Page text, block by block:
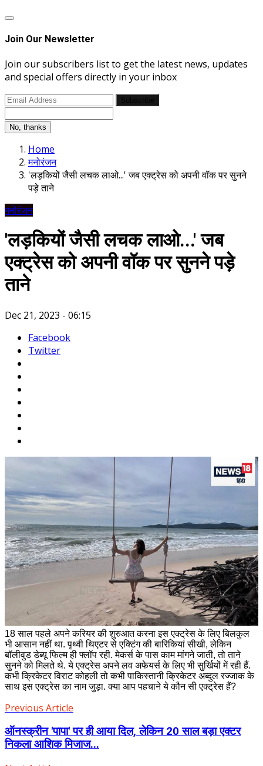
Join Our Newsletter
Join our subscribers list to get the latest news, updates
and special offers directly in your inbox
No, thanks
Home
मनोरंजन
'लड़कियों जैसी लचक लाओ...' जब एक्ट्रेस को अपनी वॉक पर सुनने
पड़े ताने
मनोरंजन
'लड़कियों जैसी लचक लाओ...' जब
एक्ट्रेस को अपनी वॉक पर सुनने पड़े
ताने
Dec 21, 2023 - 06:15
Facebook
Twitter
18 साल पहले अपने करियर की शुरुआत करना इस एक्ट्रेस के लिए बिलकुल
भी आसान नहीं था. पृथ्वी थिएटर से एक्टिंग की बारिकियां सीखी, लेकिन
बॉलीवुड डेब्यू फिल्म ही फ्लॉप रही. मेकर्स के पास काम मांगने जाती, तो ताने
सुनने को मिलते थे. ये एक्ट्रेस अपने लव अफेयर्स के लिए भी सुर्खियों में रही हैं.
कभी क्रिकेटर विराट कोहली तो कभी पाकिस्तानी क्रिकेटर अब्दुल रज्जाक के
साथ इस एक्ट्रेस का नाम जुड़ा. क्या आप पहचाने ये कौन सी एक्ट्रेस हैं?
Previous Article
ऑनस्क्रीन 'पापा' पर ही आया दिल, लेकिन 20 साल बड़ा एक्टर
निकला आशिक मिजाज...